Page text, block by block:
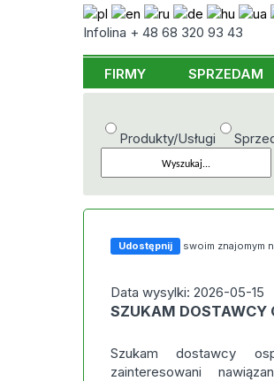
Infolina + 48 68 320 93 43
FIRMY SPRZEDAM
Produkty/Usługi
Udostępnij swoim znajomym
Data wysylki: 2026-05-15
SZUKAM DOSTAWCY
Szukam dostawcy
zainteresowani